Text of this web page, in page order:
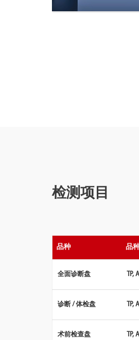
检测项目
品种 品
全面诊断盘
诊断 / 体检盘
术前检查盘